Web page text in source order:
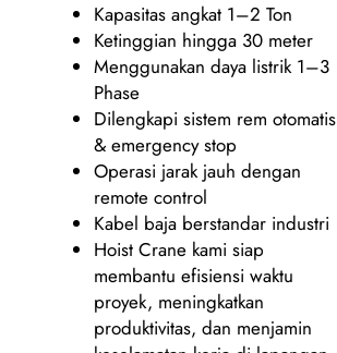
Kapasitas angkat 1–2 Ton
Ketinggian hingga 30 meter
Menggunakan daya listrik 1–3
Phase
Dilengkapi sistem rem otomatis
& emergency stop
Operasi jarak jauh dengan
remote control
Kabel baja berstandar industri
Hoist Crane kami siap
membantu efisiensi waktu
proyek, meningkatkan
produktivitas, dan menjamin